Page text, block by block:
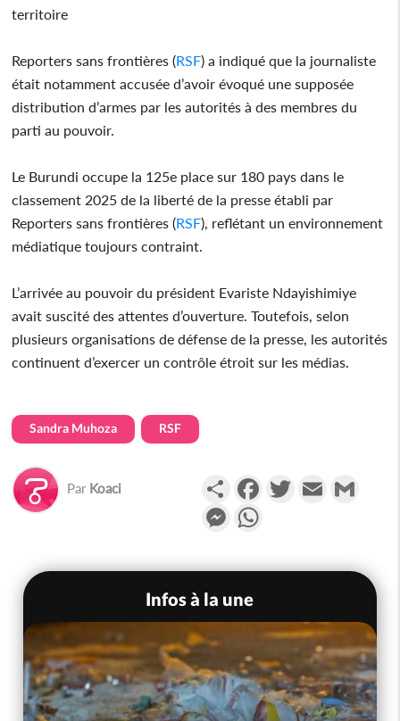
territoire
Reporters sans frontières (RSF) a indiqué que la journaliste
était notamment accusée d’avoir évoqué une supposée
distribution d’armes par les autorités à des membres du
parti au pouvoir.
Le Burundi occupe la 125e place sur 180 pays dans le
classement 2025 de la liberté de la presse établi par
Reporters sans frontières (RSF), reflétant un environnement
médiatique toujours contraint.
L’arrivée au pouvoir du président Evariste Ndayishimiye
avait suscité des attentes d’ouverture. Toutefois, selon
plusieurs organisations de défense de la presse, les autorités
continuent d’exercer un contrôle étroit sur les médias.
Sandra Muhoza RSF
Par Koaci PartagerFacebookTwitterEmail
Messenger
Infos à la une